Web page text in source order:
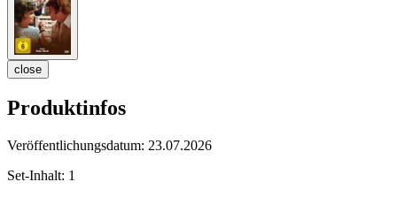
close
Produktinfos
Veröffentlichungsdatum: 23.07.2026
Set-Inhalt: 1